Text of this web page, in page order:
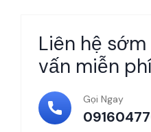
Liên hệ
vấn miễn phí
Gọi Ngay